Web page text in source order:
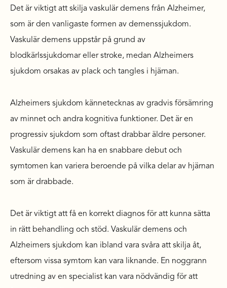
Det är viktigt att skilja vaskulär demens från Alzheimer,
som är den vanligaste formen av demenssjukdom.
Vaskulär demens uppstår på grund av
blodkärlssjukdomar eller stroke, medan Alzheimers
sjukdom orsakas av plack och tangles i hjärnan.
Alzheimers sjukdom kännetecknas av gradvis försämring
av minnet och andra kognitiva funktioner. Det är en
progressiv sjukdom som oftast drabbar äldre personer.
Vaskulär demens kan ha en snabbare debut och
symtomen kan variera beroende på vilka delar av hjärnan
som är drabbade.
Det är viktigt att få en korrekt diagnos för att kunna sätta
in rätt behandling och stöd. Vaskulär demens och
Alzheimers sjukdom kan ibland vara svåra att skilja åt,
eftersom vissa symtom kan vara liknande. En noggrann
utredning av en specialist kan vara nödvändig för att